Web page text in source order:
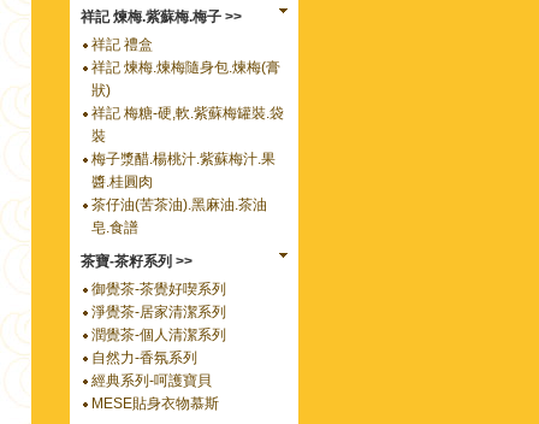
祥記 煉梅.紫蘇梅.梅子 >>
祥記 禮盒
祥記 煉梅.煉梅隨身包.煉梅(膏
狀)
祥記 梅糖-硬,軟.紫蘇梅罐裝.袋
裝
梅子漿醋.楊桃汁.紫蘇梅汁.果
醬.桂圓肉
茶仔油(苦茶油).黑麻油.茶油
皂.食譜
茶寶-茶籽系列 >>
御覺茶-茶覺好喫系列
淨覺茶-居家清潔系列
潤覺茶-個人清潔系列
自然力-香氛系列
經典系列-呵護寶貝
MESE貼身衣物慕斯